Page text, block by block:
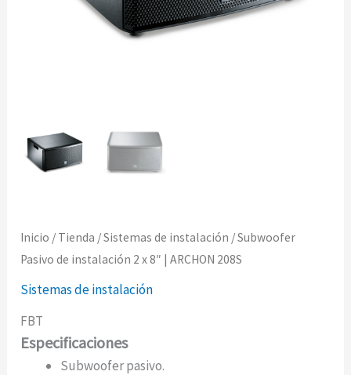
Inicio / Tienda /Sistemas de instalación / Subwoofer
Pasivo de instalación 2 x 8″ | ARCHON 208S
Sistemas de instalación
FBT
Especificaciones
Subwoofer pasivo.